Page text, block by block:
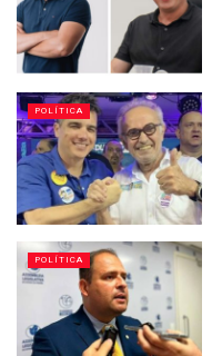
POLÍTICA
POLÍTICA